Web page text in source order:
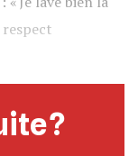
respect
?